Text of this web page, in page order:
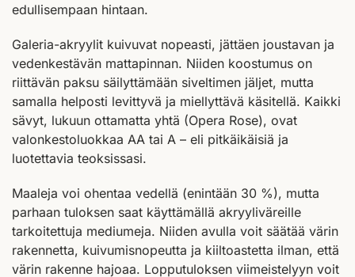
edullisempaan hintaan.
Galeria-akryylit kuivuvat nopeasti, jättäen joustavan ja
vedenkestävän mattapinnan. Niiden koostumus on
riittävän paksu säilyttämään siveltimen jäljet, mutta
samalla helposti levittyvä ja miellyttävä käsitellä. Kaikki
sävyt, lukuun ottamatta yhtä (Opera Rose), ovat
valonkestoluokkaa AA tai A – eli pitkäikäisiä ja
luotettavia teoksissasi.
Maaleja voi ohentaa vedellä (enintään 30 %), mutta
parhaan tuloksen saat käyttämällä akryyliväreille
tarkoitettuja mediumeja. Niiden avulla voit säätää värin
rakennetta, kuivumisnopeutta ja kiiltoastetta ilman, että
värin rakenne hajoaa. Lopputuloksen viimeistelyyn voit